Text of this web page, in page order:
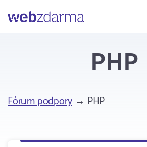
Webzdarma
PHP
Fórum podpory→ PHP